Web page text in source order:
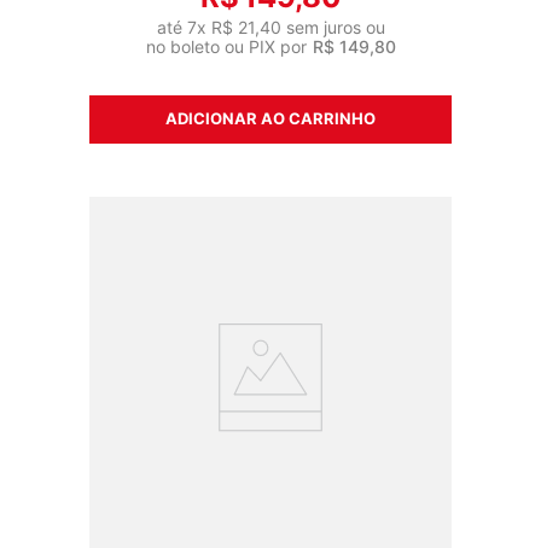
até 7x R$ 21,40 sem juros ou
no boleto ou PIX por R$ 149,80
ADICIONAR AO CARRINHO